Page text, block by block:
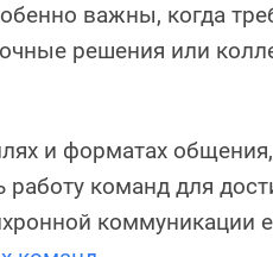
важны, когда
решения или
и форматах
работу команд для
коммуникации